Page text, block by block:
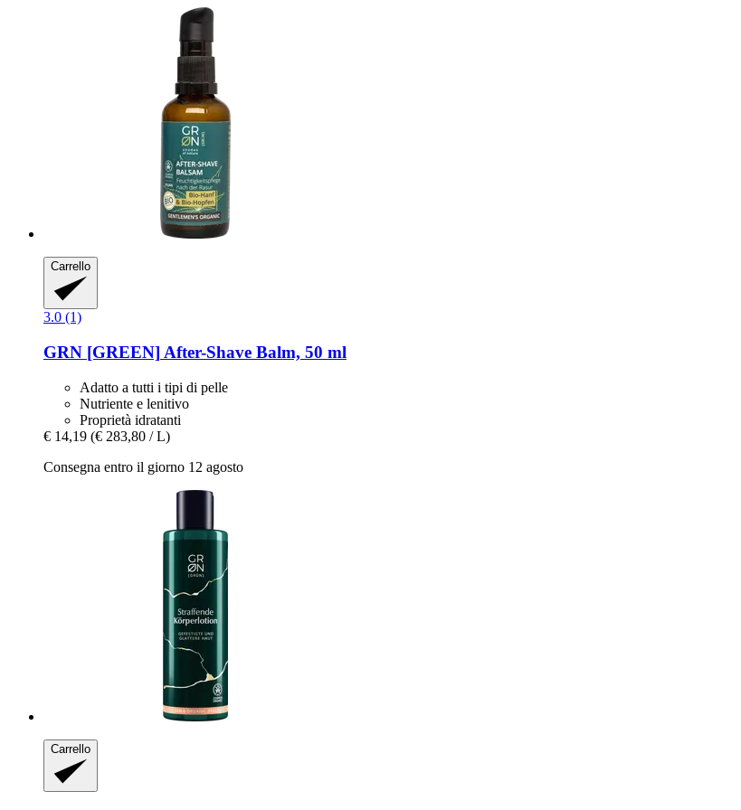
Carrello
3.0 (1)
GRN [GREEN] After-​Shave Balm, 50 ml
Adatto a tutti i tipi di pelle
Nutriente e lenitivo
Proprietà idratanti
€ 14,19 (€ 283,80 / L)
Consegna entro il giorno 12 agosto
Carrello